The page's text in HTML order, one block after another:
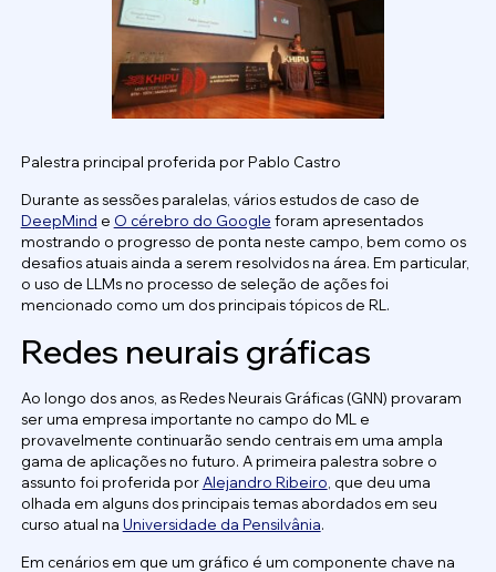
Palestra principal proferida por Pablo Castro
Durante as sessões paralelas, vários estudos de caso de
DeepMind e O cérebro do Google foram apresentados
mostrando o progresso de ponta neste campo, bem como os
desafios atuais ainda a serem resolvidos na área. Em particular,
o uso de LLMs no processo de seleção de ações foi
mencionado como um dos principais tópicos de RL.
Redes neurais gráficas
Ao longo dos anos, as Redes Neurais Gráficas (GNN) provaram
ser uma empresa importante no campo do ML e
provavelmente continuarão sendo centrais em uma ampla
gama de aplicações no futuro. A primeira palestra sobre o
assunto foi proferida por Alejandro Ribeiro , que deu uma
olhada em alguns dos principais temas abordados em seu
curso atual na Universidade da Pensilvânia.
Em cenários em que um gráfico é um componente chave na